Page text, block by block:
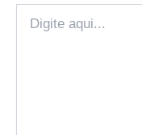
aqui...